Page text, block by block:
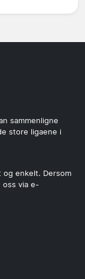
sammenligne
store ligaene i
og enkelt. Dersom
oss via e-